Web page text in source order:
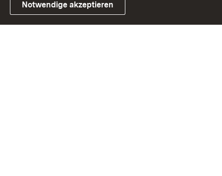
Link zum Landesportal
Notwendige akzeptieren